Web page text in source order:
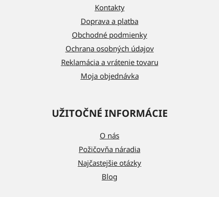
Kontakty
Doprava a platba
Obchodné podmienky
Ochrana osobných údajov
Reklamácia a vrátenie tovaru
Moja objednávka
UŽITOČNÉ INFORMÁCIE
O nás
Požičovňa náradia
Najčastejšie otázky
Blog